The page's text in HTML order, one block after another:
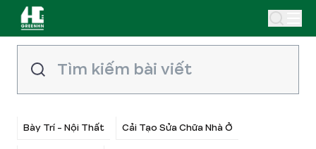
Bày Trí - Nội Thất Cải Tạo Sửa Chữa Nhà Ở